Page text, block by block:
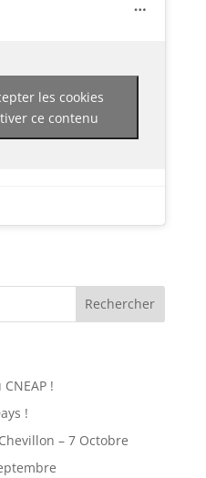
les cookies
ce contenu
!
!
– 7 Octobre